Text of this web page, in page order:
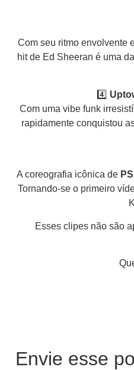
Com seu ritmo envolvente
hit de Ed Sheeran é uma
4️⃣
Com uma vibe funk
rapidamente conquistou
A coreografia icônica de
Tornando-se o primeiro
Esses clipes não são
Envie esse